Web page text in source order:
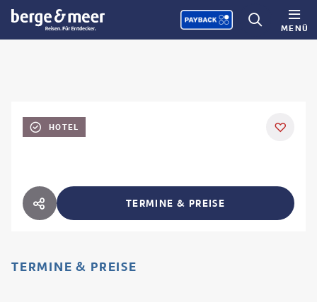
MENÜ
HOTEL
HOTEL TEILEN TERMINE & PREISE
TERMINE & PREISE